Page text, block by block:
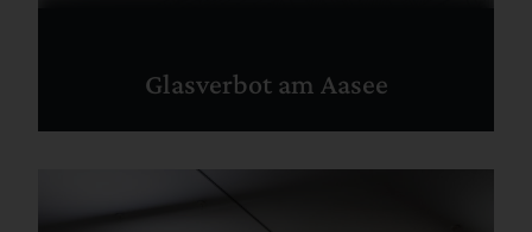
Glasverbot am Aasee